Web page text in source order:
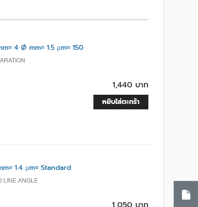
4 Ø mm= 1.5 µm= 150
1,440 บาท
หยิบใส่ตะกร้า
1.4 µm= Standard
LINE ANGLE